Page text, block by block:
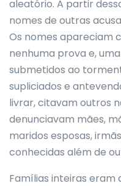
aleatório. A partir
nomes de outras
Os nomes apareciam
nenhuma prova e,
submetidos ao
supliciados e
livrar, citavam outros
denunciavam mães,
maridos esposas,
conhecidas além de
Famílias inteiras eram